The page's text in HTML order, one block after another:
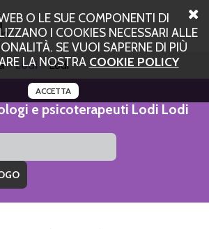
O LE SUE COMPONENTI DI
I COOKIES NECESSARI ALLE
SE VUOI SAPERNE DI PIÙ
LA NOSTRA COOKIE POLICY
ACCETTA
Lodi Lodi
e psicoterapeuti Lodi Lodi